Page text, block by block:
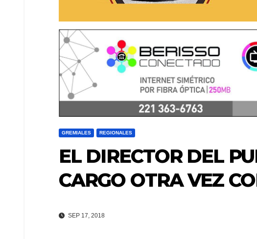
GREMIALES REGIONALES
EL DIRECTOR DEL
CARGO OTRA VEZ
SEP 17, 2018